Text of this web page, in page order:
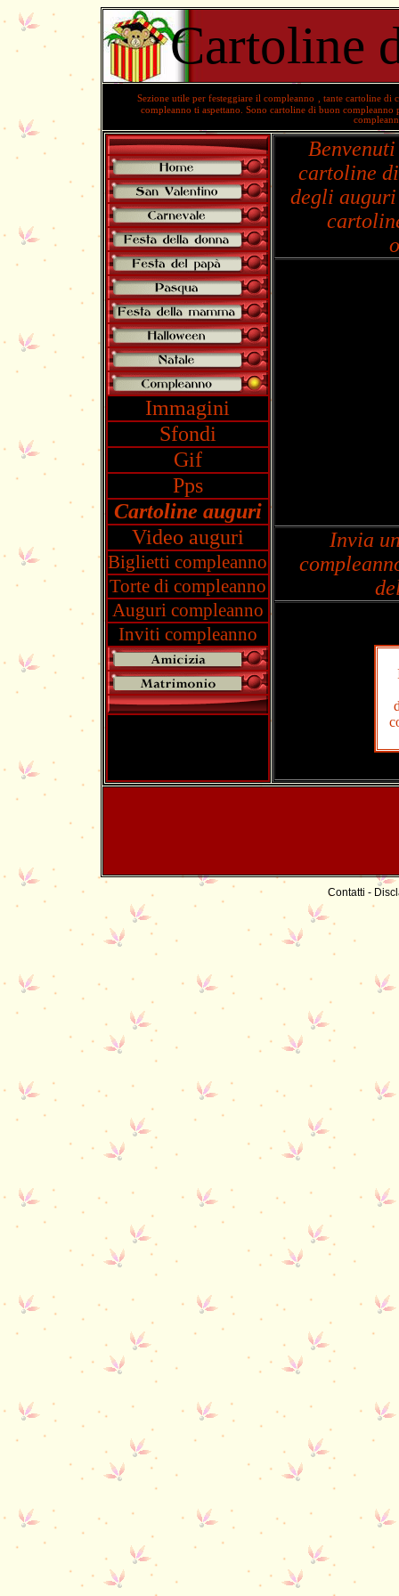
Cartoline
Sezione utile per festeggiare il compleanno , tante cartoline di
compleanno ti aspettano. Sono cartoline di buon
Immagini
Sfondi
Gif
Pps
Cartoline auguri
Video auguri
Biglietti compleanno
Torte di compleanno
Auguri compleanno
Inviti compleanno
cartoline
degli
Invia
Contatti -